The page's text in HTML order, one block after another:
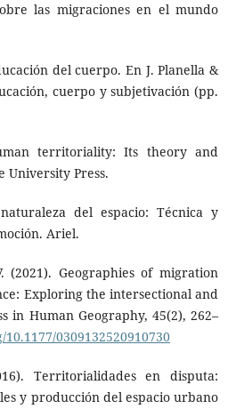
las migraciones en el mundo
del cuerpo. En J. Planella &
cuerpo y subjetivación (pp.
territoriality: Its theory and
University Press.
del espacio: Técnica y
Ariel.
(2021). Geographies of migration
Exploring the intersectional and
in Human Geography, 45(2), 262–
0309132520910730
Territorialidades en disputa:
y producción del espacio urbano